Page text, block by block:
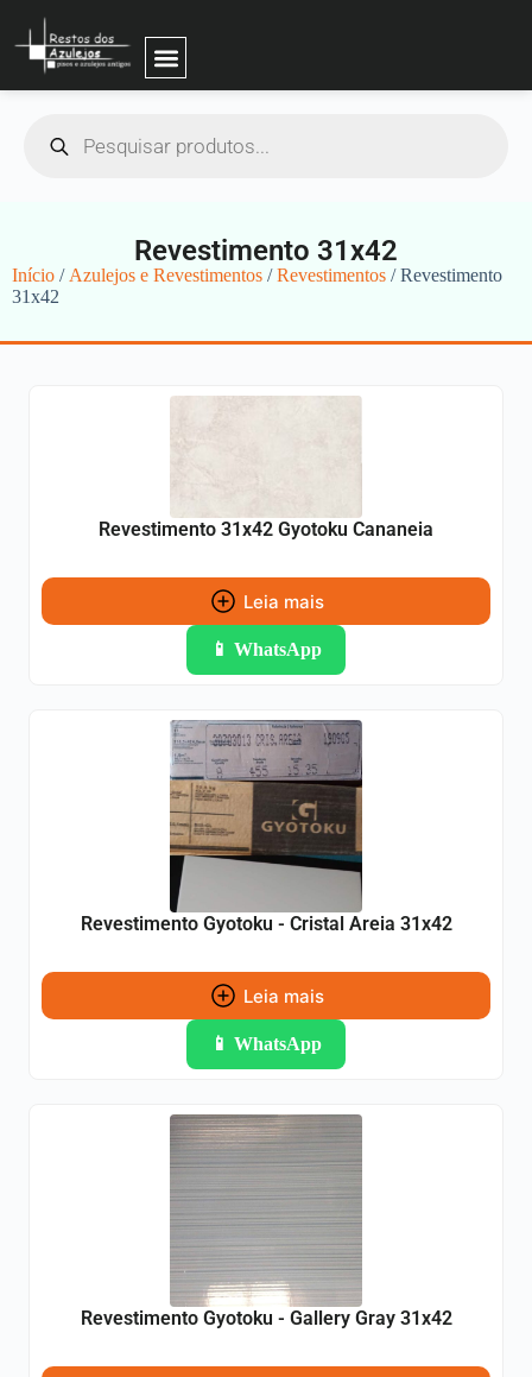
Revestimento 31x42
Início / Azulejos e Revestimentos /Revestimentos / Revestimento
31x42
Revestimento 31x42 Gyotoku Cananeia
Leia mais
📱 WhatsApp
Revestimento Gyotoku - Cristal Areia 31x42
Leia mais
📱 WhatsApp
Revestimento Gyotoku - Gallery Gray 31x42